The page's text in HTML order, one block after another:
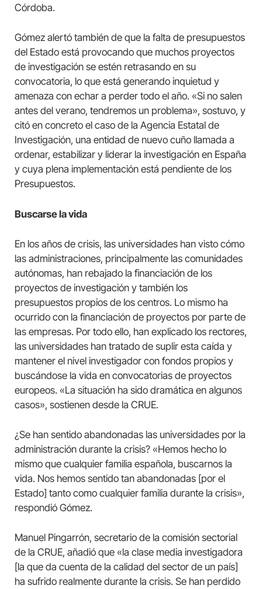
Córdoba.
Gómez alertó también de que la falta de presupuestos
del Estado está provocando que muchos proyectos
de investigación se estén retrasando en su
convocatoria, lo que está generando inquietud y
amenaza con echar a perder todo el año. «Si no salen
antes del verano, tendremos un problema», sostuvo, y
citó en concreto el caso de la Agencia Estatal de
Investigación, una entidad de nuevo cuño llamada a
ordenar, estabilizar y liderar la investigación en España
y cuya plena implementación está pendiente de los
Presupuestos.
Buscarse la vida
En los años de crisis, las universidades han visto cómo
las administraciones, principalmente las comunidades
autónomas, han rebajado la financiación de los
proyectos de investigación y también los
presupuestos propios de los centros. Lo mismo ha
ocurrido con la financiación de proyectos por parte de
las empresas. Por todo ello, han explicado los rectores,
las universidades han tratado de suplir esta caída y
mantener el nivel investigador con fondos propios y
buscándose la vida en convocatorias de proyectos
europeos. «La situación ha sido dramática en algunos
casos», sostienen desde la CRUE.
¿Se han sentido abandonadas las universidades por la
administración durante la crisis? «Hemos hecho lo
mismo que cualquier familia española, buscarnos la
vida. Nos hemos sentido tan abandonadas [por el
Estado] tanto como cualquier familia durante la crisis»,
respondió Gómez.
Manuel Pingarrón, secretario de la comisión sectorial
de la CRUE, añadió que «la clase media investigadora
[la que da cuenta de la calidad del sector de un país]
ha sufrido realmente durante la crisis. Se han perdido